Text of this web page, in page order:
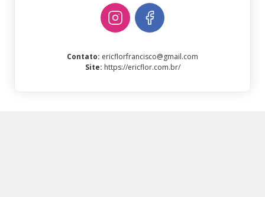
Contato: ericflorfrancisco@gmail.com
Site: https://ericflor.com.br/